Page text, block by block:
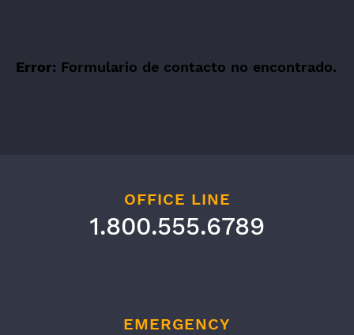
Error: Formulario de contacto no encontrado.
OFFICE LINE
1.800.555.6789
EMERGENCY